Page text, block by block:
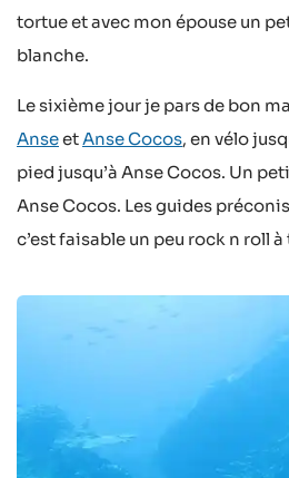
tortue et avec mon épouse un
blanche.
Le sixième jour je pars de bon
Anseet Anse Cocos, en vélo
pied jusqu’à Anse Cocos. Un
Anse Cocos. Les guides
c’est faisable un peu rock n roll